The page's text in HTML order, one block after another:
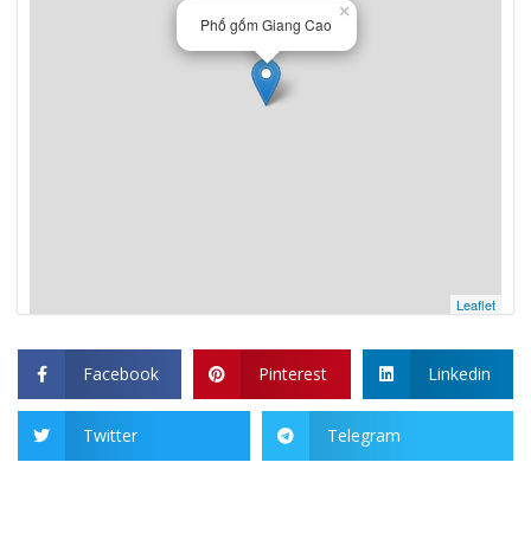
Phố gốm Giang Cao
×
Leaflet
Facebook Pinterest Linkedin
Twitter Telegram